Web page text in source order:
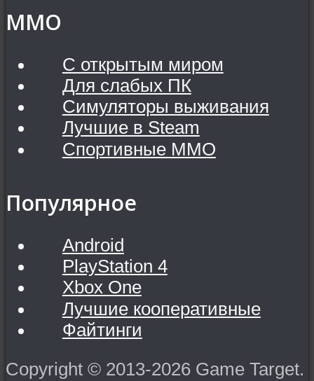
MMO
С открытым миром
Для слабых ПК
Симуляторы выживания
Лучшие в Steam
Спортивные MMO
Популярное
Android
PlayStation 4
Xbox One
Лучшие кооперативные
Файтинги
Copyright © 2013-2026 Game Target.